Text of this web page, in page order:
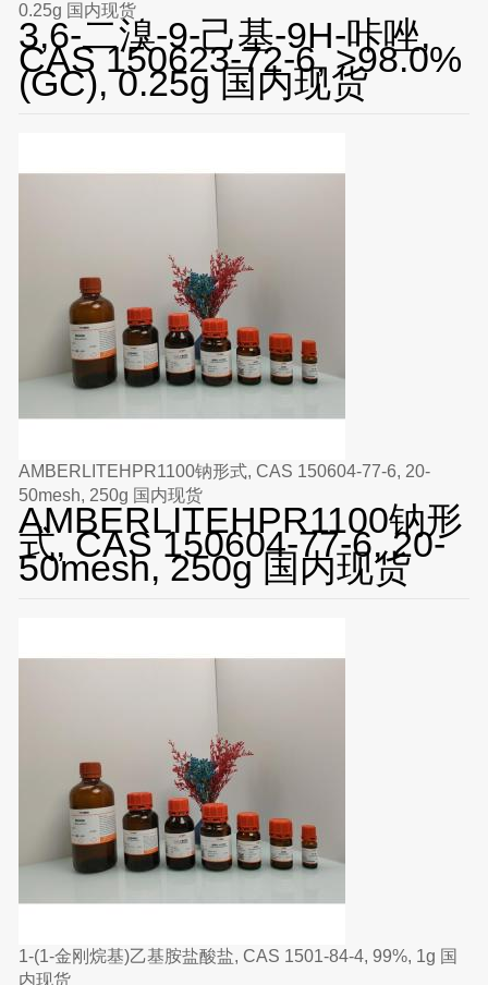
0.25g 国内现货
3,6-二溴-9-己基-9H-咔唑,
CAS 150623-72-6, >98.0%
(GC), 0.25g 国内现货
AMBERLITEHPR1100钠形式, CAS 150604-77-6, 20-
50mesh, 250g 国内现货
AMBERLITEHPR1100钠形
式, CAS 150604-77-6, 20-
50mesh, 250g 国内现货
1-(1-金刚烷基)乙基胺盐酸盐, CAS 1501-84-4, 99%, 1g 国
内现货